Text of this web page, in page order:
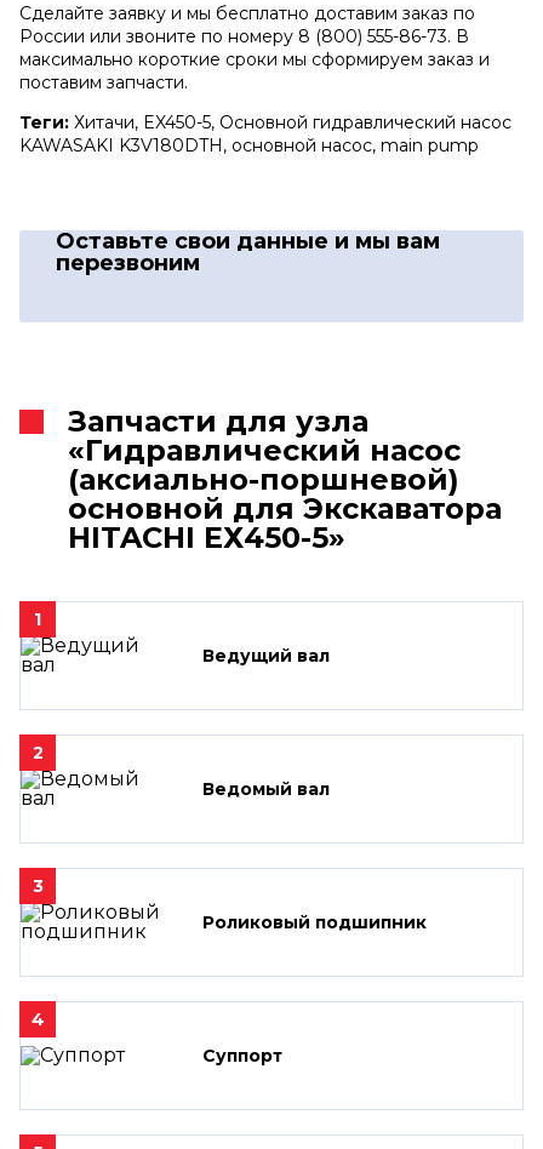
Сделайте заявку и мы бесплатно доставим заказ по
России или звоните по номеру 8 (800) 555-86-73. В
максимально короткие сроки мы сформируем заказ и
поставим запчасти.
Теги: Хитачи, EX450-5, Основной гидравлический насос
KAWASAKI K3V180DTH, основной насос, main pump
Оставьте свои данные и мы вам
перезвоним
Запчасти для узла
«Гидравлический насос
(аксиально-поршневой)
основной для Экскаватора
HITACHI ЕХ450-5»
1
Ведущий вал
2
Ведомый вал
3
Роликовый подшипник
4
Суппорт